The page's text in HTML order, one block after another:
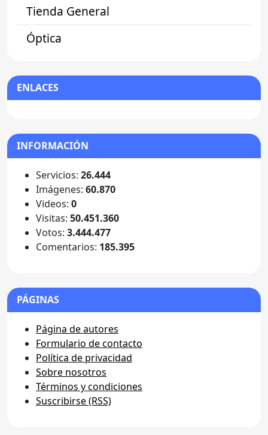
Tienda General
Óptica
ENLACES
INFORMACIÓN
Servicios: 26.444
Imágenes: 60.870
Videos: 0
Visitas: 50.451.360
Votos: 3.444.477
Comentarios: 185.395
PÁGINAS
Página de autores
Formulario de contacto
Política de privacidad
Sobre nosotros
Términos y condiciones
Suscribirse (RSS)